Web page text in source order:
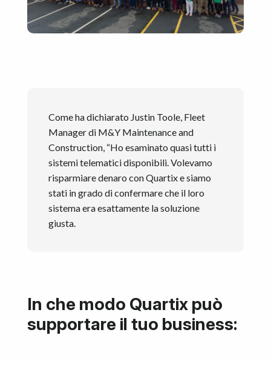
Come ha dichiarato Justin Toole, Fleet
Manager di M&Y Maintenance and
Construction, “Ho esaminato quasi tutti i
sistemi telematici disponibili. Volevamo
risparmiare denaro con Quartix e siamo
stati in grado di confermare che il loro
sistema era esattamente la soluzione
giusta.
In che modo Quartix può
supportare il tuo business: